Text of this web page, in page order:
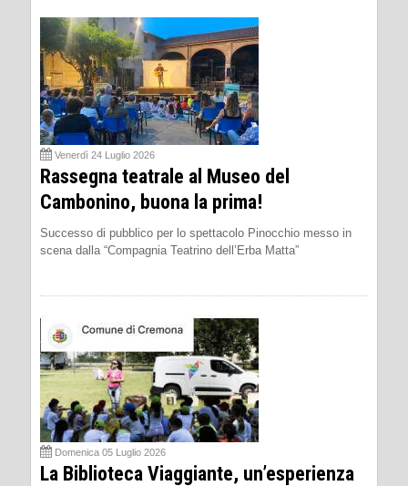
Venerdì 24 Luglio 2026
Rassegna teatrale al Museo del
Cambonino, buona la prima!
Successo di pubblico per lo spettacolo Pinocchio messo in
scena dalla “Compagnia Teatrino dell’Erba Matta”
Domenica 05 Luglio 2026
La Biblioteca Viaggiante, un’esperienza